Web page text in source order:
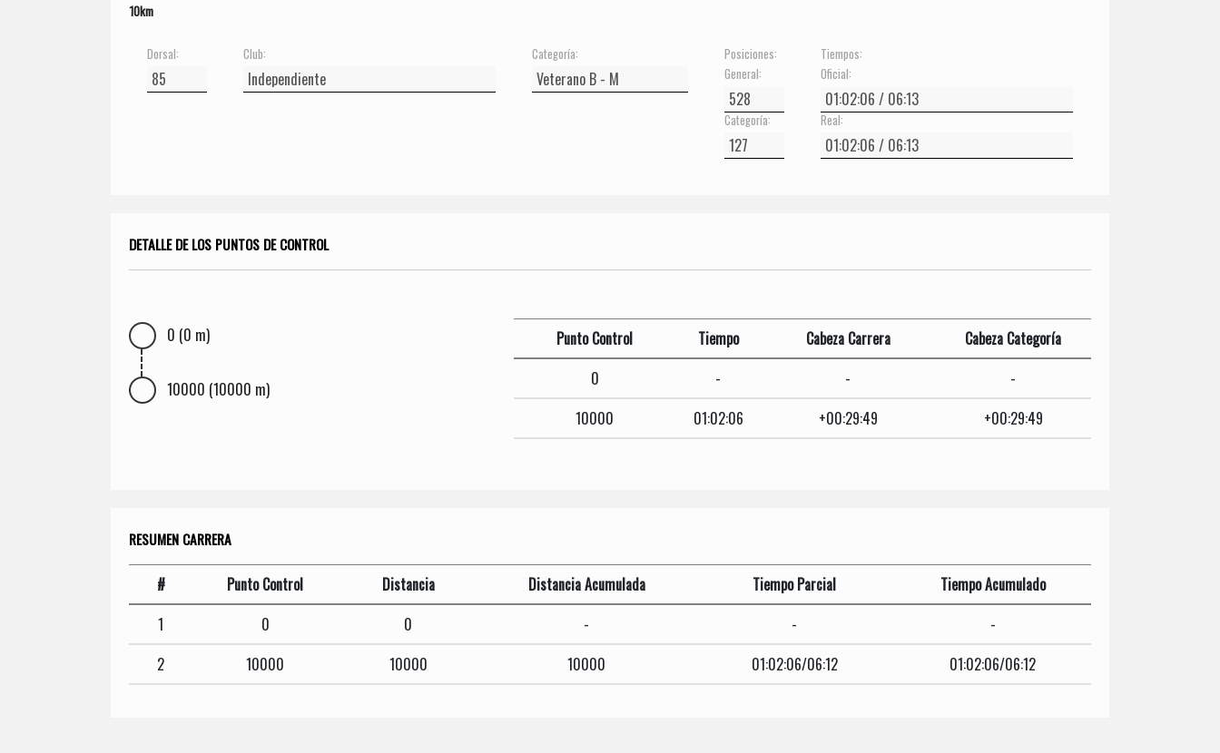
10km
Dorsal: Club: Categoría:
Posiciones:
General:
Categoría:
Tiempos:
Oficial:
Real:
DETALLE DE LOS PUNTOS DE CONTROL
0 (0 m)
10000 (10000 m)
Punto Control Tiempo Cabeza Carrera
Cabeza Categoría
0
- -
-
10000
01:02:06 +00:29:49 +00:29:49
RESUMEN CARRERA
# Punto Control Distancia Distancia Acumulada Tiempo Parcial
Tiempo Acumulado
1
0 0 - -
-
2
10000 10000 10000 01:02:06/06:12 01:02:06/06:12